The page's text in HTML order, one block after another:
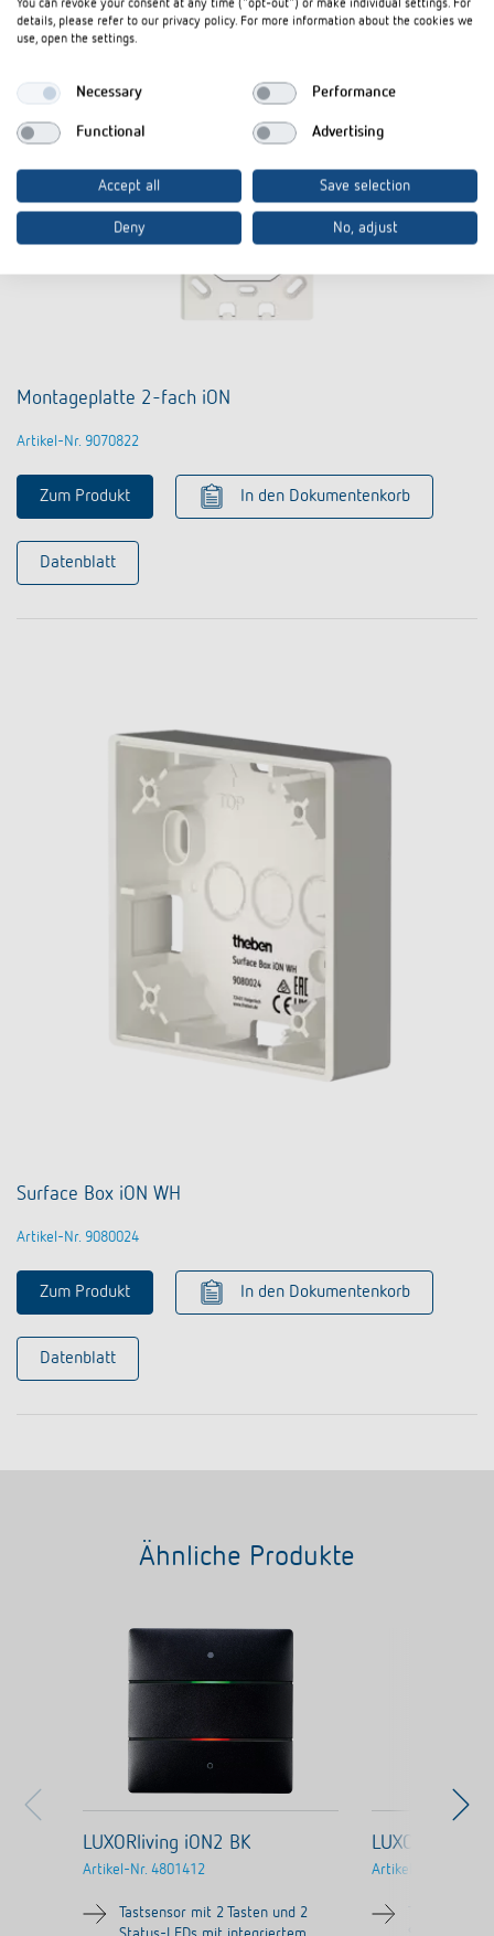
Montageplatte 2-fach iON
Artikel-Nr. 9070822
Zum Produkt In den Dokumentenkorb
Datenblatt
Surface Box iON WH
Artikel-Nr. 9080024
Zum Produkt In den Dokumentenkorb
Datenblatt
Ähnliche Produkte
LUXORliving iON2 BK
Artikel-Nr. 4801412
Tastsensor mit 2 Tasten und 2
LUXORliving
Artikel-Nr.
You can revoke your consent at any time ("opt-out") or make individual settings. For
details, please refer to our privacy policy. For more information about the cookies we
use, open the settings.
Necessary Performance
Functional Advertising
Accept all Save selection
Deny No, adjust